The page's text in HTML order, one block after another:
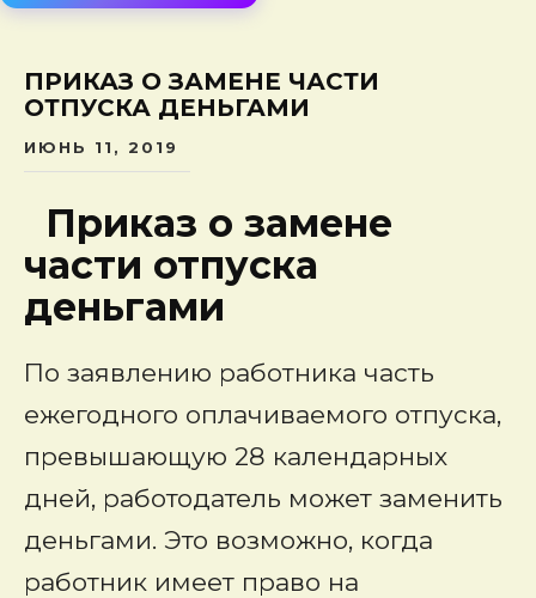
ПРИКАЗ О ЗАМЕНЕ ЧАСТИ
ОТПУСКА ДЕНЬГАМИ
ИЮНЬ 11, 2019
Приказ о замене
части отпуска
деньгами
По заявлению работника часть
ежегодного оплачиваемого отпуска,
превышающую 28 календарных
дней, работодатель может заменить
деньгами. Это возможно, когда
работник имеет право на